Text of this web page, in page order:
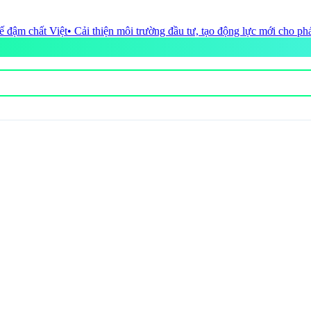
đầu tư, tạo động lực mới cho phát triển du lịch Thanh Hóa•